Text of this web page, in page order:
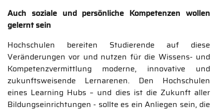
Auch soziale und persönliche Kompetenzen wollen
gelernt sein
Hochschulen bereiten Studierende auf diese
Veränderungen vor und nutzen für die Wissens- und
Kompetenzvermittlung moderne, innovative und
zukunftsweisende Lernarenen. Den Hochschulen
eines Learning Hubs – und dies ist die Zukunft aller
Bildungseinrichtungen - sollte es ein Anliegen sein, die